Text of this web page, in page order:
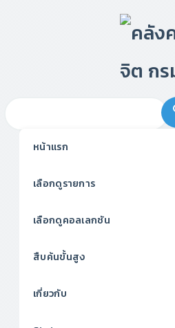
หน้าแรก
เลือกดูรายการ
เลือกดูคอลเลกชัน
สืบค้นขั้นสูง
เกี่ยวกับ